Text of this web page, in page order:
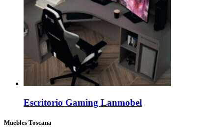
Escritorio Gaming Lanmobel
Muebles Toscana